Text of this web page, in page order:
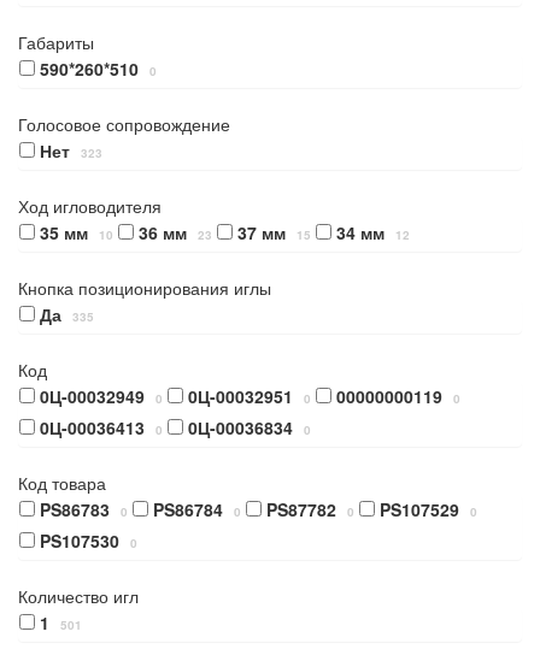
Габариты
590*260*510
0
Голосовое сопровождение
Нет
323
Ход игловодителя
35 мм
10 36 мм 23 37 мм 15 34 мм 12
Кнопка позиционирования иглы
Да
335
Код
0Ц-00032949
0 0Ц-00032951 0 00000000119 0
0Ц-00036413 0 0Ц-00036834 0
Код товара
PS86783
0 PS86784 0 PS87782 0 PS107529 0
PS107530 0
Количество игл
1
501